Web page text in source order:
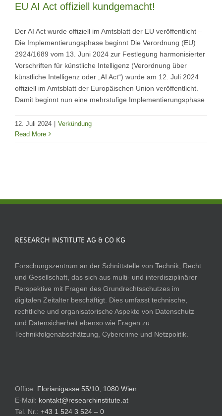
EU AI Act offiziell kundgemacht!
Der AI Act wurde offiziell im Amtsblatt der EU veröffentlicht –
Die Implementierungsphase beginnt Die Verordnung (EU)
2924/1689 vom 13. Juni 2024 zur Festlegung harmonisierter
Vorschriften für künstliche Intelligenz (Verordnung über
künstliche Intelligenz oder „AI Act“) wurde am 12. Juli 2024
offiziell im Amtsblatt der Europäischen Union veröffentlicht.
Damit beginnt nun eine mehrstufige Implementierungsphase
12. Juli 2024 | Verkündung
Read More
RESEARCH INSTITUTE AG & CO KG
Forschungszentrum an der Schnittstelle von Technik, Recht
und Gesellschaft, das sich aus multi- und interdisziplinärer
Perspektive mit Fragen des Grundrechtsschutzes im
digitalen Zeitalter beschäftigt. Dies umfasst technische,
rechtliche und organisatorische Aspekte von Datenschutz
und Datensicherheit ebenso wie Fragen zu
Technikfolgenabschätzung, Cybercrime und Netzpolitik.
Office: Florianigasse 55/10, 1080 Wien
E-Mail: kontakt@researchinstitute.at
Tel. Nr.: +43 1 524 3 524 – 0